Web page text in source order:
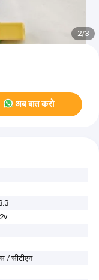
2/3
अब बात करो
/ सीटीएन